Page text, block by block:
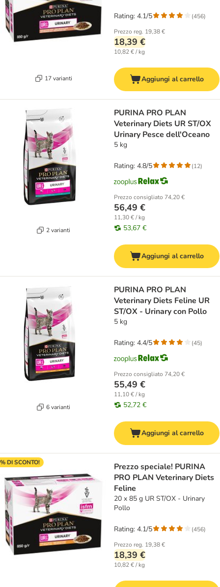
17 varianti
Prezzo reg. 19,38 €
18,39 €
10,82 € / kg
Rating: 4.1/5 (456)
Aggiungi al carrello
2 varianti
PURINA PRO PLAN
Veterinary Diets UR ST/OX
Urinary Pesce dell'Oceano
5 kg
Prezzo consigliato 74,20 €
56,49 €
11,30 € / kg
53,67 €
Rating: 4.8/5 (12)
Aggiungi al carrello
6 varianti
PURINA PRO PLAN
Veterinary Diets Feline UR
ST/OX - Urinary con Pollo
5 kg
Prezzo consigliato 74,20 €
55,49 €
11,10 € / kg
52,72 €
Rating: 4.4/5 (45)
Aggiungi al carrello
DI SCONTO!
Prezzo speciale! PURINA
PRO PLAN Veterinary Diets
Feline
20 x 85 g UR ST/OX - Urinary
Pollo
Prezzo reg. 19,38 €
18,39 €
10,82 € / kg
Rating: 4.1/5 (456)